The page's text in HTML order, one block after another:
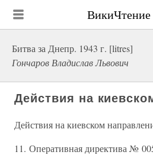
ВикиЧтение
Битва за Днепр. 1943 г. [litres]
Гончаров Владислав Львович
Действия на
Действия на киевском
11. Оперативная директива №